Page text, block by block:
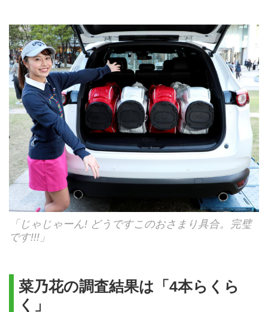
「じゃじゃーん! どうですこのおさまり具合。完璧
です!!!」
菜乃花の調査結果は「4本らくら
く」